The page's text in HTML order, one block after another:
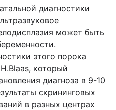
диагностики
может быть
этого порока
который
диагноза в 9-10
скрининговых
в разных центрах